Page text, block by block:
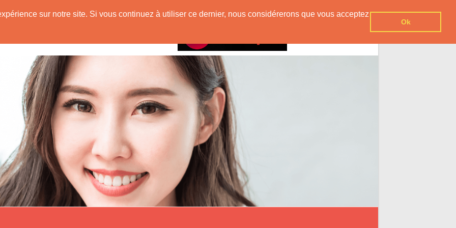
sur notre site. Si vous continuez à utiliser ce dernier, nous considérerons que vous acceptez
Ok
Originaire de Chine !